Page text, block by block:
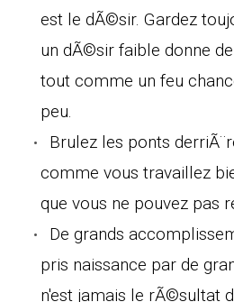
est le dÃ©sir. Gardez
un dÃ©sir faible donne
tout comme un feu
peu.
Brulez les ponts
comme vous travaillez
que vous ne pouvez pas
De grands
pris naissance par de
n'est jamais le rÃ©sultat